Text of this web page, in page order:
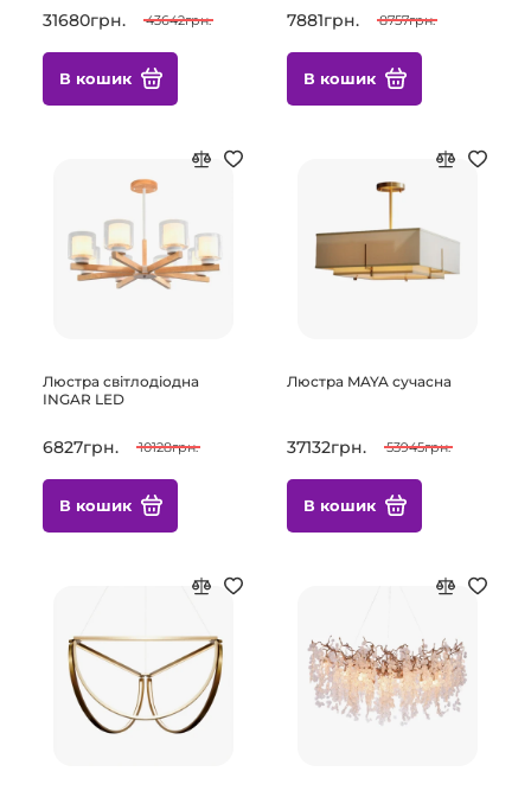
31680грн. 43642грн.
В кошик
7881грн. 8757грн.
В кошик
Люстра світлодіодна
INGAR LED
6827грн. 10128грн.
В кошик
Люстра MAYA сучасна
37132грн. 53945грн.
В кошик